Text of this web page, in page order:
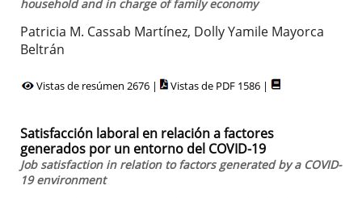
household and in charge of family economy
Patricia M. Cassab Martínez, Dolly Yamile Mayorca
Beltrán
Vistas de resúmen 2676 | Vistas de PDF 1586 |
Satisfacción laboral en relación a factores
generados por un entorno del COVID-19
Job satisfaction in relation to factors generated by a COVID-
19 environment